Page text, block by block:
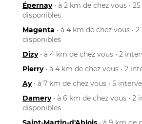
Épernay• à 2 km de chez vous •
disponibles
Magenta • à 4 km de chez vous •
disponibles
Dizy• à 4 km de chez vous • 2
Pierry• à 4 km de chez vous • 2
Ay• à 7 km de chez vous • 5
Damery• à 6 km de chez vous • 2
disponibles